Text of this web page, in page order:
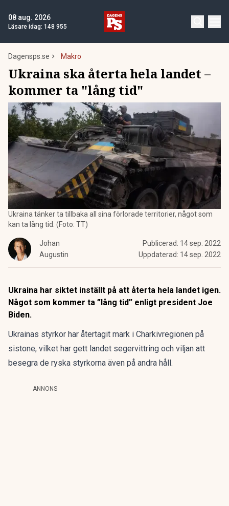
08 aug. 2026
Läsare idag: 148 955
Dagensps.se Makro
Ukraina ska återta hela landet –
kommer ta "lång tid"
Ukraina tänker ta tillbaka all sina förlorade territorier, något som
kan ta lång tid. (Foto: TT)
Johan
Augustin
Publicerad: 14 sep. 2022
Uppdaterad: 14 sep. 2022
Ukraina har siktet inställt på att återta hela landet igen.
Något som kommer ta ”lång tid” enligt president Joe
Biden.
Ukrainas styrkor har återtagit mark i Charkivregionen på
sistone, vilket har gett landet segervittring och viljan att
besegra de ryska styrkorna även på andra håll.
ANNONS